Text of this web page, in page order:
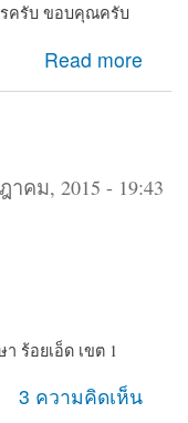
รครับ ขอบคุณครับ
Read more
หน่อยครับ
าคม, 2015 - 19:43
ร้อยเอ็ด เขต 1
3 ความคิดเห็น